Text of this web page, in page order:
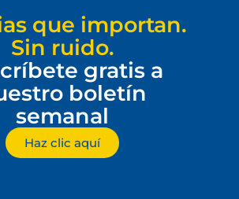
que importan.
Sin ruido.
gratis a
boletín
semanal
Haz clic aquí